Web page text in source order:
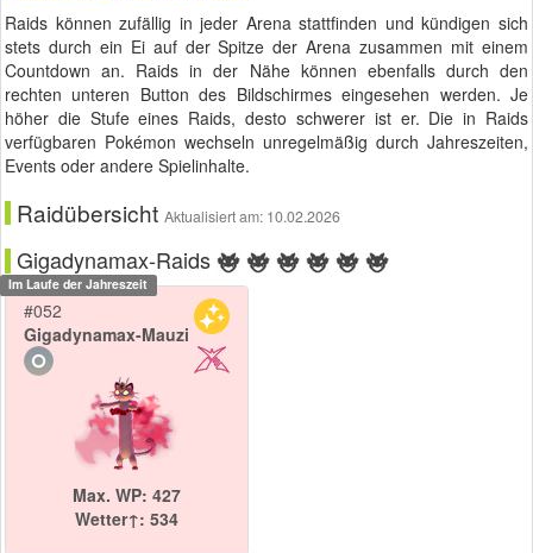
Raids können zufällig in jeder Arena stattfinden und kündigen sich
stets durch ein Ei auf der Spitze der Arena zusammen mit einem
Countdown an. Raids in der Nähe können ebenfalls durch den
rechten unteren Button des Bildschirmes eingesehen werden. Je
höher die Stufe eines Raids, desto schwerer ist er. Die in Raids
verfügbaren Pokémon wechseln unregelmäßig durch Jahreszeiten,
Events oder andere Spielinhalte.
Raidübersicht Aktualisiert am: 10.02.2026
Gigadynamax-Raids
Im Laufe der Jahreszeit
#052
Gigadynamax-Mauzi
Max. WP: 427
Wetter↑: 534